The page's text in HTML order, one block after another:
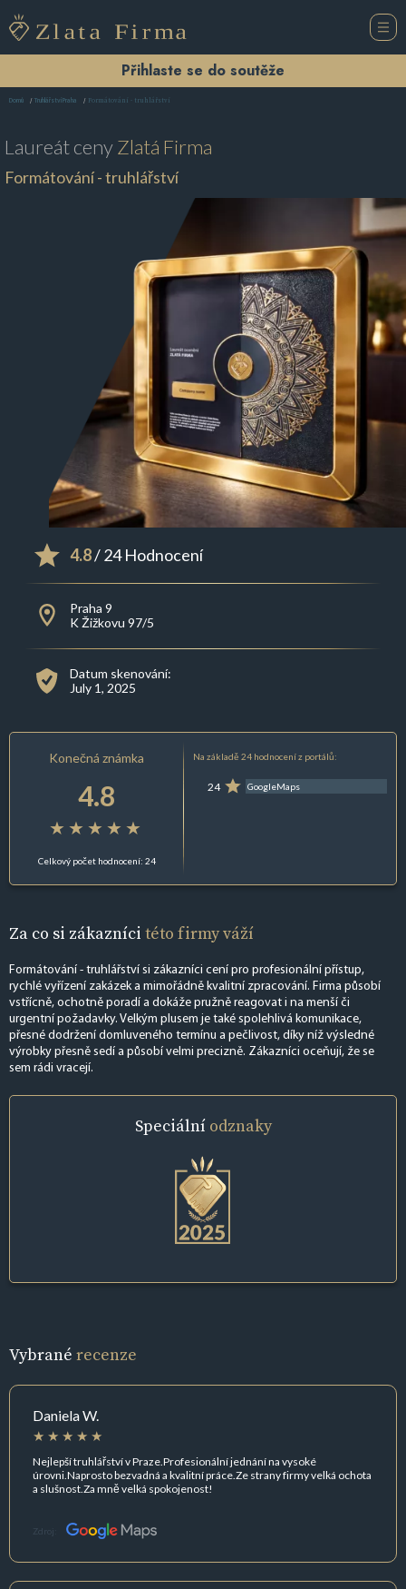
Přihlaste se do soutěže
Domů Truhlářství Praha Formátování - truhlářství
Laureát cenyZlatá Firma
Formátování - truhlářství
4.8/ 24 Hodnocení
Praha 9
K Žižkovu 97/5
Datum skenování:
July 1, 2025
Konečná známka
4.8
Celkový počet hodnocení: 24
Na základě 24 hodnocení z portálů:
24 GoogleMaps
Za co si zákazníci této firmy váží
Formátování - truhlářství si zákazníci cení pro profesionální přístup,
rychlé vyřízení zakázek a mimořádně kvalitní zpracování. Firma působí
vstřícně, ochotně poradí a dokáže pružně reagovat i na menší či
urgentní požadavky. Velkým plusem je také spolehlivá komunikace,
přesné dodržení domluveného termínu a pečlivost, díky níž výsledné
výrobky přesně sedí a působí velmi precizně. Zákazníci oceňují, že se
sem rádi vracejí.
Speciální odznaky
Vybrané recenze
Daniela W.
Nejlepší truhlářství v Praze.Profesionální jednání na vysoké
úrovni.Naprosto bezvadná a kvalitní práce.Ze strany firmy velká ochota
a slušnost.Za mně velká spokojenost!
Zdroj: